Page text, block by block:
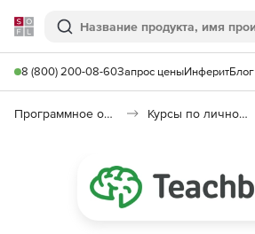
Softline
Поиск
8 (800) 200-08-60Запрос ценыИнферитБлог
Программное обеспечение для дистанционного обучения Курсы по личному развитию